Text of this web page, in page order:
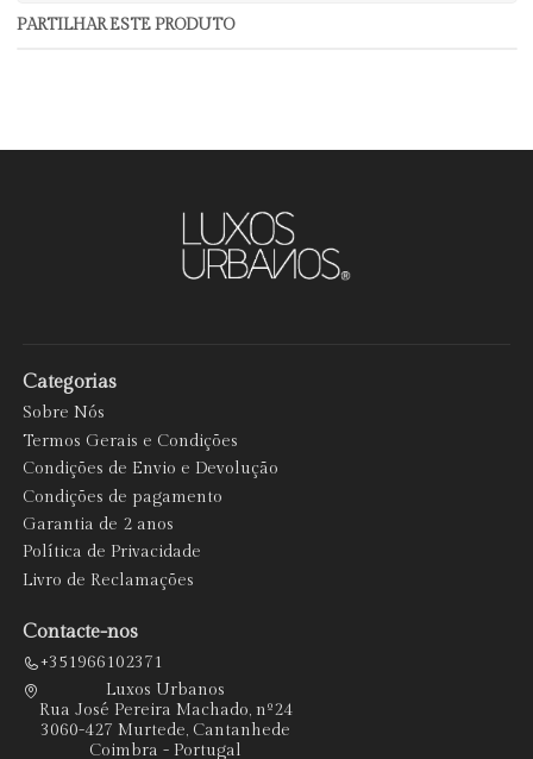
PARTILHAR ESTE PRODUTO
Categorias
Sobre Nós
Termos Gerais e Condições
Condições de Envio e Devolução
Condições de pagamento
Garantia de 2 anos
Política de Privacidade
Livro de Reclamações
Contacte-nos
+351966102371
Luxos Urbanos
Rua José Pereira Machado, nº24
3060-427 Murtede, Cantanhede
Coimbra - Portugal